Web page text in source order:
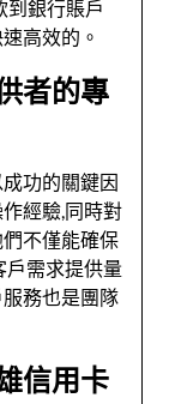
到銀行賬戶
高效的。
者的專
功的關鍵因
經驗,同時對
不僅能確保
戶需求提供量
務也是團隊
信用卡